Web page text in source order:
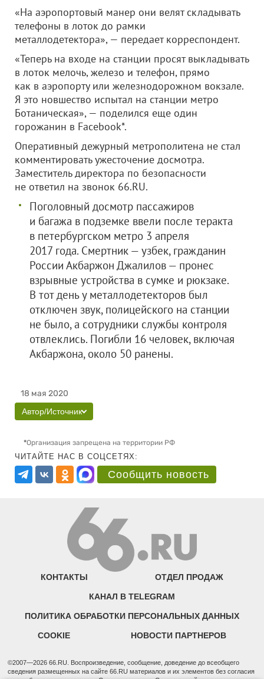
«На аэропортовый манер они велят складывать
телефоны в лоток до рамки
металлодетектора», — передает корреспондент.
«Теперь на входе на станции просят выкладывать
в лоток мелочь, железо и телефон, прямо
как в аэропорту или железнодорожном вокзале.
Я это новшество испытал на станции метро
Ботаническая», — поделился еще один
горожанин в Facebook*.
Оперативный дежурный метрополитена не стал
комментировать ужесточение досмотра.
Заместитель директора по безопасности
не ответил на звонок 66.RU.
Поголовный досмотр пассажиров
и багажа в подземке ввели после теракта
в петербургском метро 3 апреля
2017 года. Смертник — узбек, гражданин
России Акбаржон Джалилов — пронес
взрывные устройства в сумке и рюкзаке.
В тот день у металлодетекторов был
отключен звук, полицейского на станции
не было, а сотрудники службы контроля
отвлеклись. Погибли 16 человек, включая
Акбаржона, около 50 ранены.
18 мая 2020
Автор/Источник
*Организация запрещена на территории РФ
ЧИТАЙТЕ НАС В СОЦСЕТЯХ:
Сообщить новость
КОНТАКТЫ ОТДЕЛ ПРОДАЖ
КАНАЛ В TELEGRAM
ПОЛИТИКА ОБРАБОТКИ ПЕРСОНАЛЬНЫХ ДАННЫХ
COOKIE НОВОСТИ ПАРТНЕРОВ
©2007—2026 66.RU. Воспроизведение, сообщение, доведение до всеобщего
сведения размещенных на сайте 66.RU материалов и их элементов без согласия